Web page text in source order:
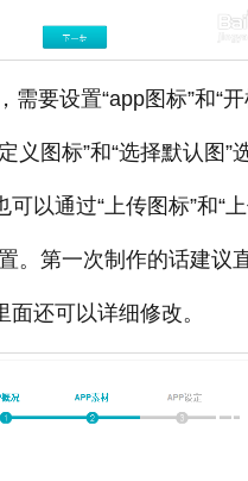
需要设置“app图标”和“开
义图标”和“选择默认图”
以通过“上传图标”和“
。第一次制作的话建议
还可以详细修改。